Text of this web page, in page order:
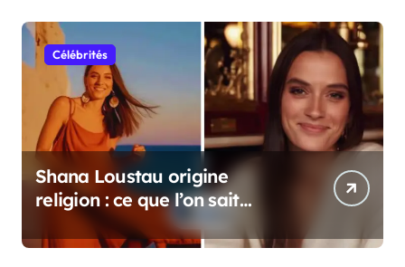
Célébrités
Shana Loustau origine
religion : ce que l’on sait
vraiment